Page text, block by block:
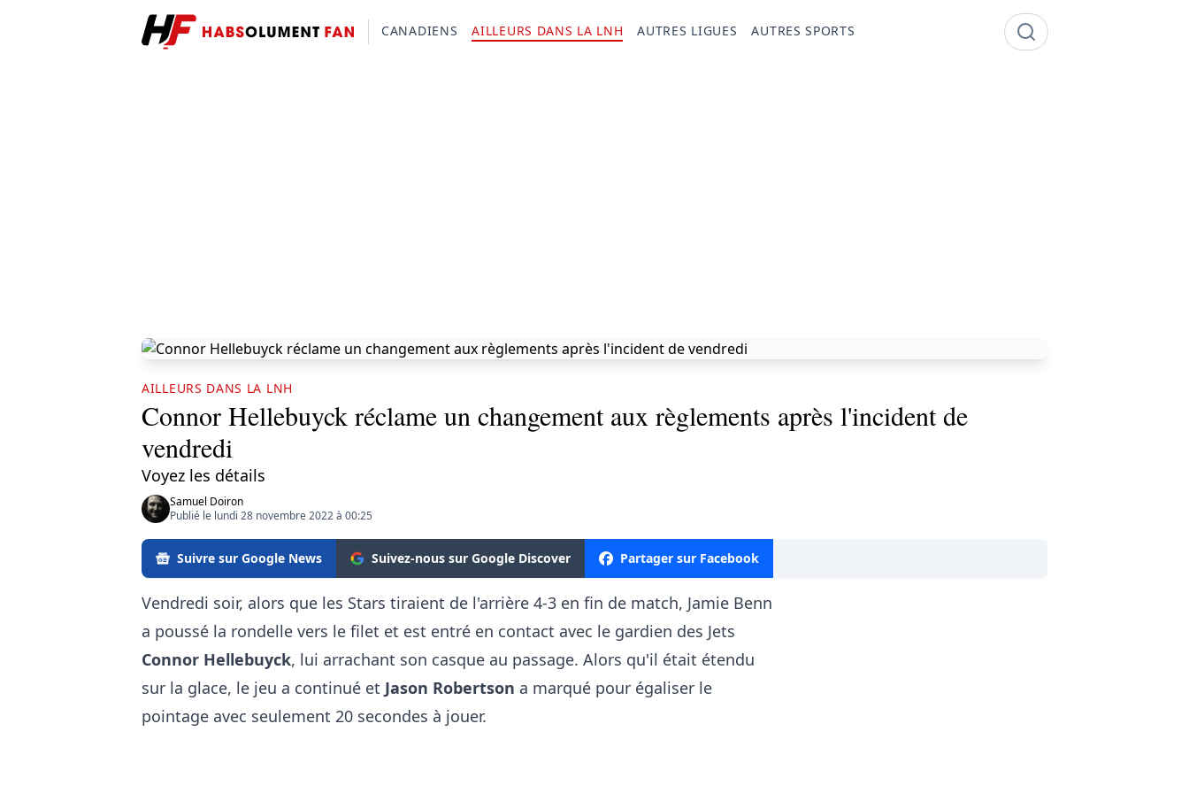
CANADIENS AILLEURS DANS LA LNH AUTRES LIGUES AUTRES SPORTS
AILLEURS DANS LA LNH
Connor Hellebuyck réclame un changement aux règlements après l'incident de
vendredi
Voyez les détails
Samuel Doiron
Publié le lundi 28 novembre 2022 à 00:25
Suivre sur Google News Suivez-nous sur Google Discover Partager sur Facebook
Vendredi soir, alors que les Stars tiraient de l'arrière 4-3 en fin de match, Jamie Benn
a poussé la rondelle vers le filet et est entré en contact avec le gardien des Jets
Connor Hellebuyck, lui arrachant son casque au passage. Alors qu'il était étendu
sur la glace, le jeu a continué et Jason Robertson a marqué pour égaliser le
pointage avec seulement 20 secondes à jouer.